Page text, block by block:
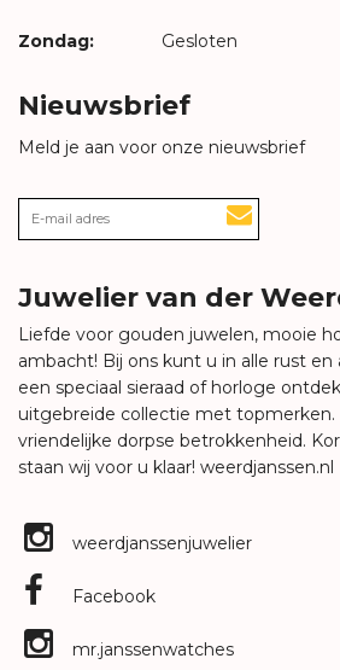
Zondag: Gesloten
Nieuwsbrief
Meld je aan voor onze nieuwsbrief
Juwelier van der
Liefde voor gouden juwelen, mooie
ambacht! Bij ons kunt u in alle rust en
een speciaal sieraad of horloge
uitgebreide collectie met
vriendelijke dorpse betrokkenheid.
staan wij voor u klaar! weerdjanssen.nl
weerdjanssenjuwelier
Facebook
mr.janssenwatches